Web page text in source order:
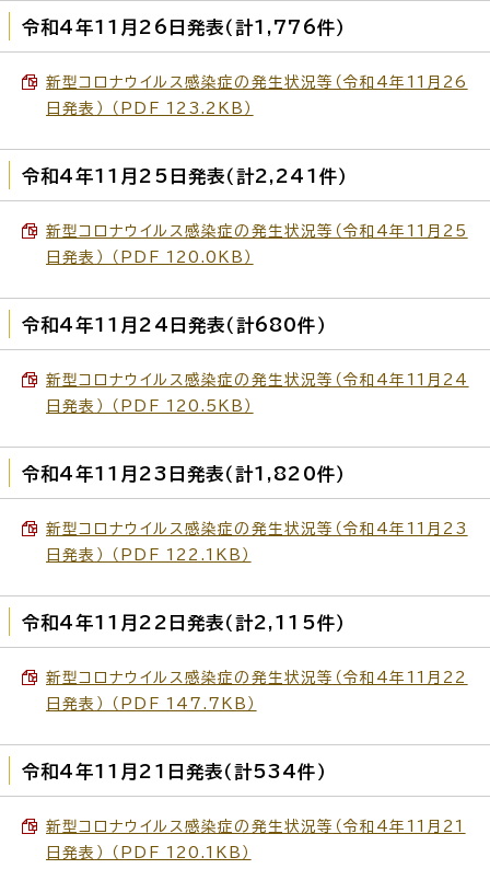
令和4年11月26日発表（計1,776件）
新型コロナウイルス感染症の発生状況等（令和4年11月26
日発表） （PDF 123.2KB）
令和4年11月25日発表（計2,241件）
新型コロナウイルス感染症の発生状況等（令和4年11月25
日発表） （PDF 120.0KB）
令和4年11月24日発表（計680件）
新型コロナウイルス感染症の発生状況等（令和4年11月24
日発表） （PDF 120.5KB）
令和4年11月23日発表（計1,820件）
新型コロナウイルス感染症の発生状況等（令和4年11月23
日発表） （PDF 122.1KB）
令和4年11月22日発表（計2,115件）
新型コロナウイルス感染症の発生状況等（令和4年11月22
日発表） （PDF 147.7KB）
令和4年11月21日発表（計534件）
新型コロナウイルス感染症の発生状況等（令和4年11月21
日発表） （PDF 120.1KB）